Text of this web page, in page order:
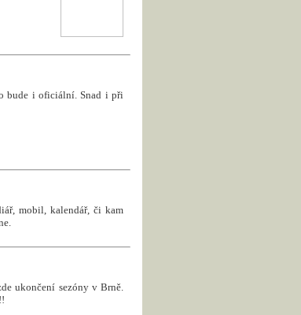
bude i oficiální. Snad i při
mobil, kalendář, či kam
ukončení sezóny v Brně.